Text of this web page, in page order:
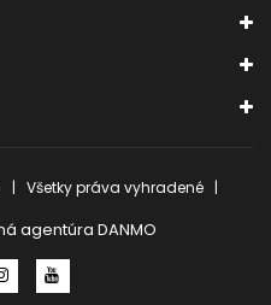
| Všetky práva vyhradené |
agentúra DANMO